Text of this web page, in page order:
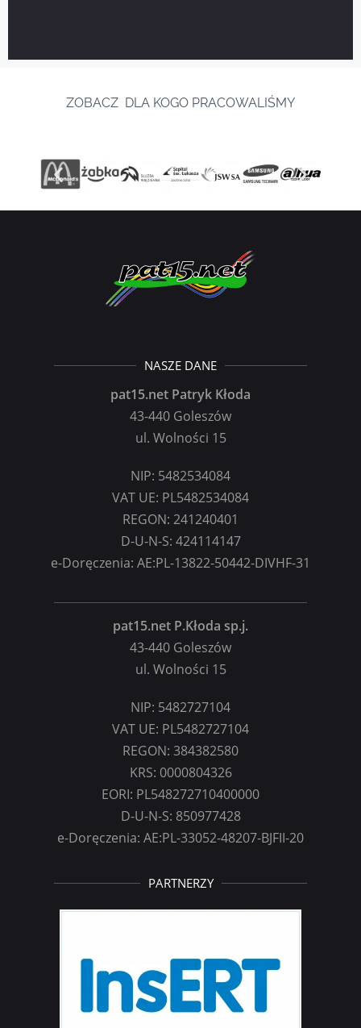
ZOBACZ DLA KOGO PRACOWALIŚMY
NASZE DANE
pat15.net Patryk Kłoda
43-440 Goleszów
ul. Wolności 15
NIP: 5482534084
VAT UE: PL5482534084
REGON: 241240401
D-U-N-S: 424114147
e-Doręczenia: AE:PL-13822-50442-DIVHF-31
pat15.net P.Kłoda sp.j.
43-440 Goleszów
ul. Wolności 15
NIP: 5482727104
VAT UE: PL5482727104
REGON: 384382580
KRS: 0000804326
EORI: PL548272710400000
D-U-N-S: 850977428
e-Doręczenia: AE:PL-33052-48207-BJFII-20
PARTNERZY